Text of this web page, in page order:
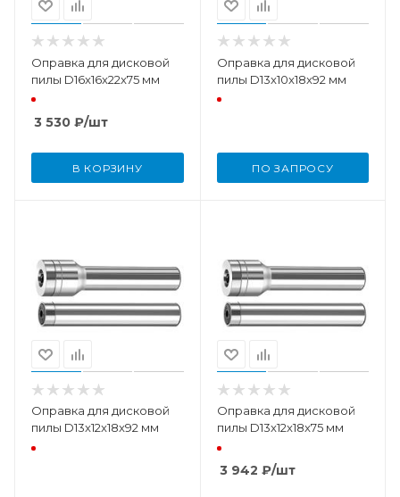
Оправка для дисковой
пилы D16x16x22x75 мм
3 530 ₽/шт
В КОРЗИНУ
Оправка для дисковой
пилы D13x10x18x92 мм
ПО ЗАПРОСУ
Оправка для дисковой
пилы D13x12x18x92 мм
Оправка для дисковой
пилы D13x12x18x75 мм
3 942 ₽/шт